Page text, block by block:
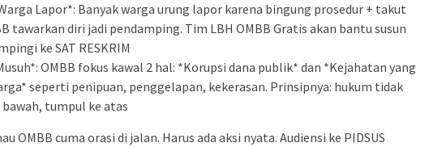
Lapor*: Banyak warga urung lapor karena bingung prosedur + takut
tawarkan diri jadi pendamping. Tim LBH OMBB Gratis akan bantu susun
ke SAT RESKRIM
OMBB fokus kawal 2 hal: *Korupsi dana publik* dan *Kejahatan yang
seperti penipuan, penggelapan, kekerasan. Prinsipnya: hukum tidak
tumpul ke atas
OMBB cuma orasi di jalan. Harus ada aksi nyata. Audiensi ke PIDSUS